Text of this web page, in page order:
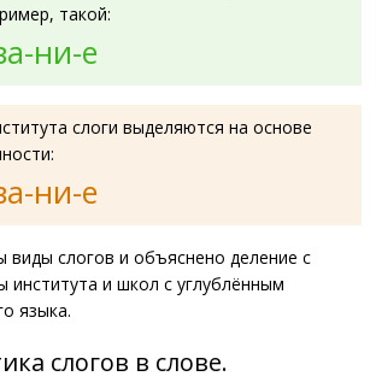
такой:
ни-е
слоги выделяются на основе
ни-е
виды слогов и объяснено деление с
института и школ с углублённым
языка.
слогов в слове.